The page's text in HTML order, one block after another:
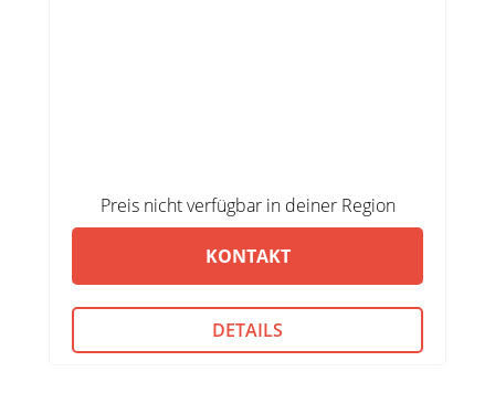
Preis nicht verfügbar in deiner Region
KONTAKT
DETAILS